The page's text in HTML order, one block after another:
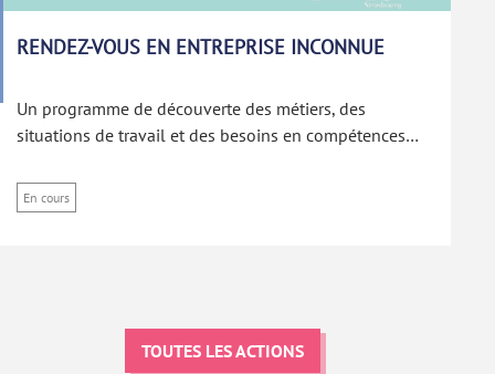
RENDEZ-VOUS EN ENTREPRISE INCONNUE
Un programme de découverte des métiers, des
situations de travail et des besoins en compétences…
En cours
TOUTES LES ACTIONS